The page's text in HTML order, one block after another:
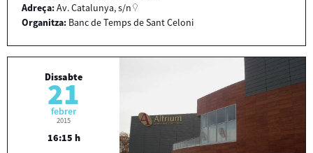
Adreça:Av. Catalunya, s/n
Organitza: Banc de Temps de Sant Celoni
Dissabte
21
febrer
2015
16:15 h